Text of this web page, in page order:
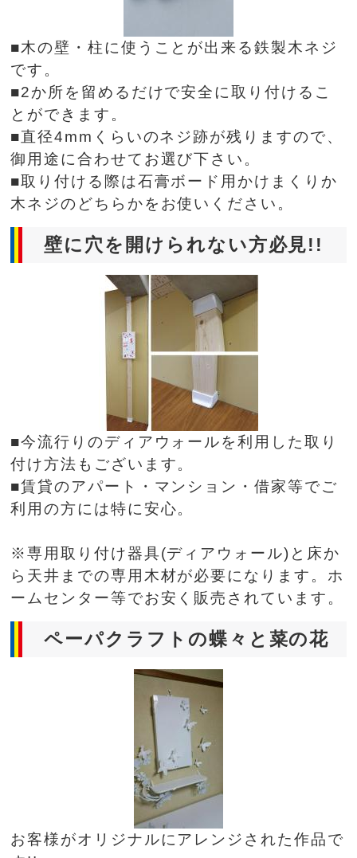
■木の壁・柱に使うことが出来る鉄製木ネジ
です。
■2か所を留めるだけで安全に取り付けるこ
とができます。
■直径4mmくらいのネジ跡が残りますので、
御用途に合わせてお選び下さい。
■取り付ける際は石膏ボード用かけまくりか
木ネジのどちらかをお使いください。
壁に穴を開けられない方必見!!
■今流行りのディアウォールを利用した取り
付け方法もございます。
■賃貸のアパート・マンション・借家等でご
利用の方には特に安心。
※専用取り付け器具(ディアウォール)と床か
ら天井までの専用木材が必要になります。ホ
ームセンター等でお安く販売されています。
ペーパクラフトの蝶々と菜の花
お客様がオリジナルにアレンジされた作品で